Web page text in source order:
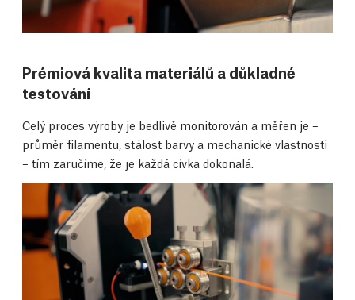
Prémiová kvalita materiálů a důkladné
testování
Celý proces výroby je bedlivě monitorován a měřen je –
průměr filamentu, stálost barvy a mechanické vlastnosti
– tím zaručíme, že je každá cívka dokonalá.